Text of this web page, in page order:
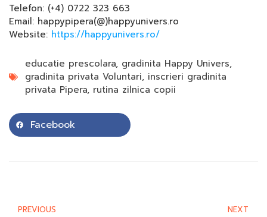
Telefon: (+4) 0722 323 663
Email: happypipera(@)happyunivers.ro
Website: https://happyunivers.ro/
educatie prescolara, gradinita Happy Univers,
gradinita privata Voluntari, inscrieri gradinita
privata Pipera, rutina zilnica copii
Facebook
PREVIOUS NEXT